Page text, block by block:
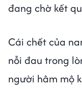
đang chờ kết
Cái chết của
nỗi đau trong
người hâm mộ